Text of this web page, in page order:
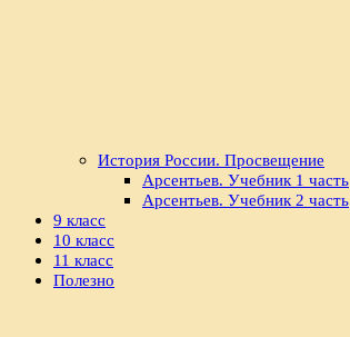
История России. Просвещение
Арсентьев. Учебник 1 часть
Арсентьев. Учебник 2 часть
9 класс
10 класс
11 класс
Полезно